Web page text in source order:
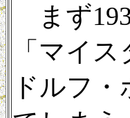
まず
「マイ
ドルフ